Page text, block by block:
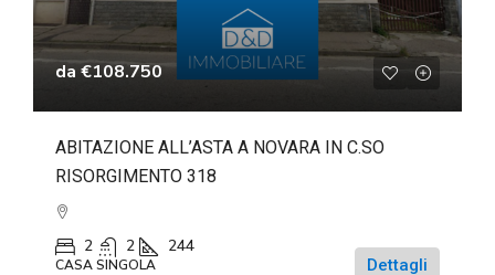
da€108.750
ABITAZIONE ALL’ASTA A NOVARA IN C.SO
RISORGIMENTO 318
2 2 244
CASA SINGOLA Dettagli